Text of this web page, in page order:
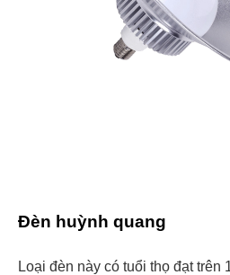
Đèn huỳnh quang
Loại đèn này có tuổi thọ đạt trên